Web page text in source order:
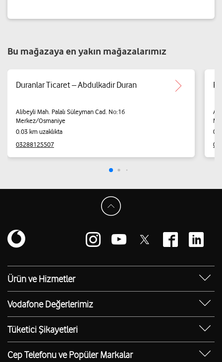
Bu mağazaya en yakın mağazalarımız
Duranlar Ticaret – Abdulkadir Duran
Alibeyli Mah. Palalı Süleyman Cad. No:16
Merkez/Osmaniye
0.03 km uzaklıkta
03288125507
Ürün ve Hizmetler
Yanımda Uygulaması
Vodafone 4.5G
Ürünler
Toptan
TOBi
Vodafone Değerlerimiz
Sosyal Destek
Erişilebilir Mağazalar
E-Atık Geri Dönüşümü
Tüketici Şikayetleri
Şikayet Talebi Oluşturma/Takibi
Borç Alacak Sorgulama
Cep Telefonu ve Popüler Markalar